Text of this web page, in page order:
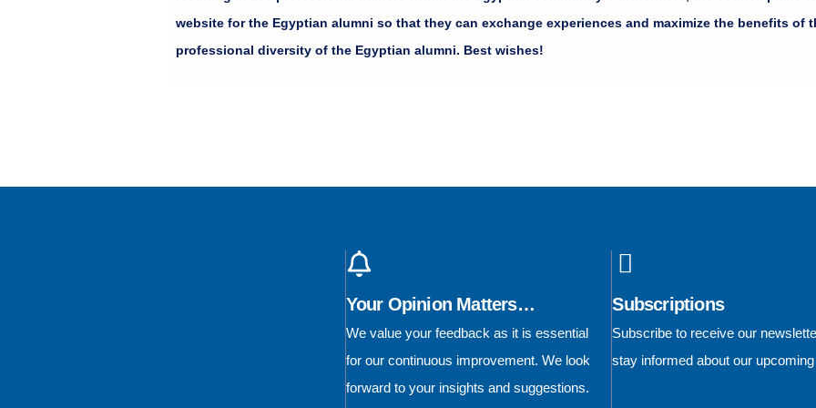
website for the Egyptian alumni so that they can exchange experiences and maximize the benefits of
professional diversity of the Egyptian alumni. Best wishes!
سهل، ولكن المحافظة عليه هو التحدي الأكبر شكرا
Your Opinion Matters…
We value your feedback as it is essential
for our continuous improvement. We look
forward to your insights and suggestions.
Subscriptions
Subscribe to receive our
stay informed about our